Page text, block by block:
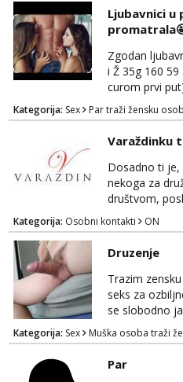
za brz
Ljubavnici u
Zgodan
i Ž 35g 160
curom prvi
curu koja bi
žestok odnos.
mora.Bitno da
bez
razmjeniti,ali
goo smo do
druziti,javi se
Kategorija: Sex Par traži žensku
Varaždinku
Dosadno ti je,
nekoga za
društvom,
podružiti i
od
Whatsapp.
Kategorija: Osobni kontakti ON
Druzenje
Trazim
seks za
se slobodno
Kategorija: Sex Muška osoba traži
Par